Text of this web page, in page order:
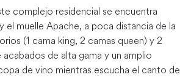
complejo residencial se encuentra
muelle Apache, a poca distancia de la
(1 cama king, 2 camas queen) y 2
de alta gama y un amplio
de vino mientras escucha el canto de